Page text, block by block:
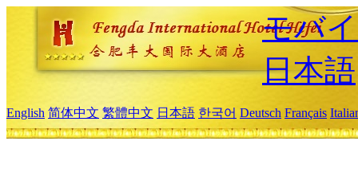
モバ
日本語
English 简体中文 繁體中文 日本語 한국어 Deutsch Français